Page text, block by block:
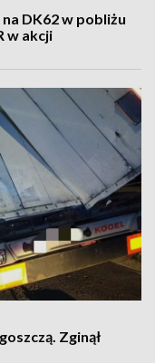
DK62 w pobliżu
w akcji
Zginął